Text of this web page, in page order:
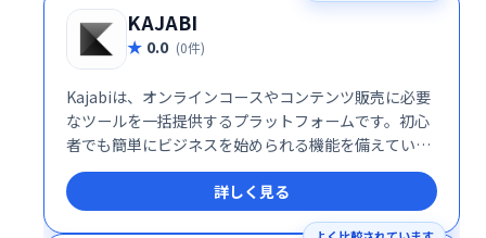
KAJABI
0.0 (0件)
Kajabiは、オンラインコースやコンテンツ販売に必要
なツールを一括提供するプラットフォームです。初心
者でも簡単にビジネスを始められる機能を備えていま
す。
詳しく見る